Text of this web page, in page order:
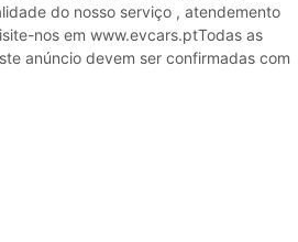
do nosso serviço , atendemento
nos em www.evcars.ptTodas as
anúncio devem ser confirmadas com